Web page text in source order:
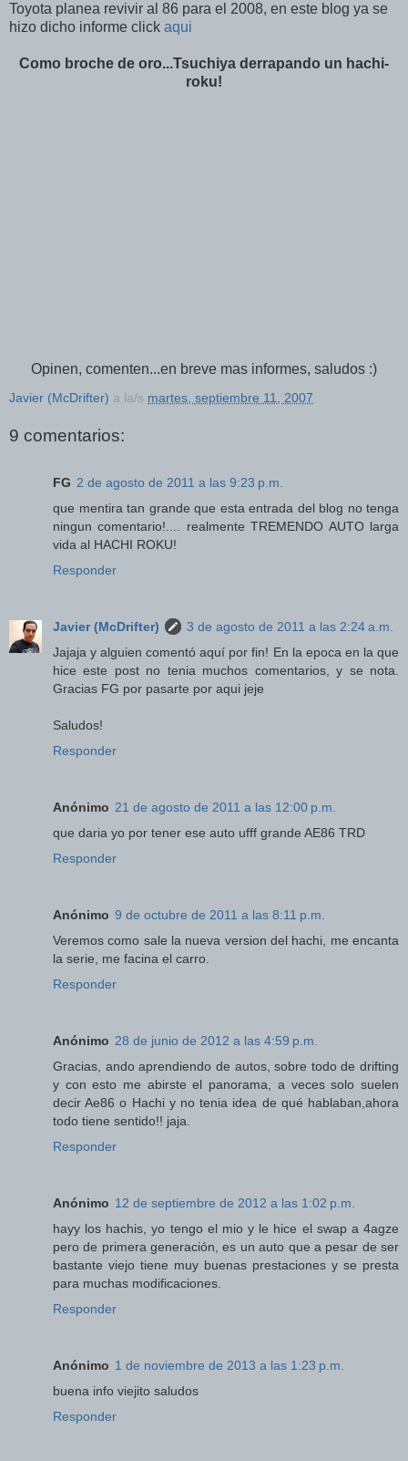
Toyota planea revivir al 86 para el 2008, en este blog ya se
hizo dicho informe click aqui
Como broche de oro...Tsuchiya derrapando un hachi-
roku!
Opinen, comenten...en breve mas informes, saludos :)
Javier (McDrifter) a la/s martes, septiembre 11, 2007
9 comentarios:
FG 2 de agosto de 2011 a las 9:23 p.m.
que mentira tan grande que esta entrada del blog no tenga
ningun comentario!.... realmente TREMENDO AUTO larga
vida al HACHI ROKU!
Responder
Javier (McDrifter)
3 de agosto de 2011 a las 2:24 a.m.
Jajaja y alguien comentó aquí por fin! En la epoca en la que
hice este post no tenia muchos comentarios, y se nota.
Gracias FG por pasarte por aqui jeje
Saludos!
Responder
Anónimo 21 de agosto de 2011 a las 12:00 p.m.
que daria yo por tener ese auto ufff grande AE86 TRD
Responder
Anónimo 9 de octubre de 2011 a las 8:11 p.m.
Veremos como sale la nueva version del hachi, me encanta
la serie, me facina el carro.
Responder
Anónimo 28 de junio de 2012 a las 4:59 p.m.
Gracias, ando aprendiendo de autos, sobre todo de drifting
y con esto me abirste el panorama, a veces solo suelen
decir Ae86 o Hachi y no tenia idea de qué hablaban,ahora
todo tiene sentido!! jaja.
Responder
Anónimo 12 de septiembre de 2012 a las 1:02 p.m.
hayy los hachis, yo tengo el mio y le hice el swap a 4agze
pero de primera generación, es un auto que a pesar de ser
bastante viejo tiene muy buenas prestaciones y se presta
para muchas modificaciones.
Responder
Anónimo 1 de noviembre de 2013 a las 1:23 p.m.
buena info viejito saludos
Responder